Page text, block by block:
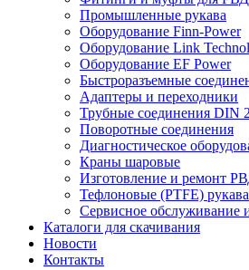
Промышленные рукава
Оборудование Finn-Power
Оборудование Link
Оборудование EF Power
Быстроразъемные
Адаптеры и переходники
Трубные соединения DIN
Поворотные соединения
Диагностическое
Краны шаровые
Изготовление и ремонт
Тефлоновые (PTFE) рукава
Сервисное обслуживание
Каталоги для скачивания
Новости
Контакты